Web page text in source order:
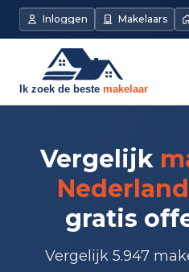
Inloggen Makelaars
Vergelijk
Nederland
gratis
Vergelijk 5.947